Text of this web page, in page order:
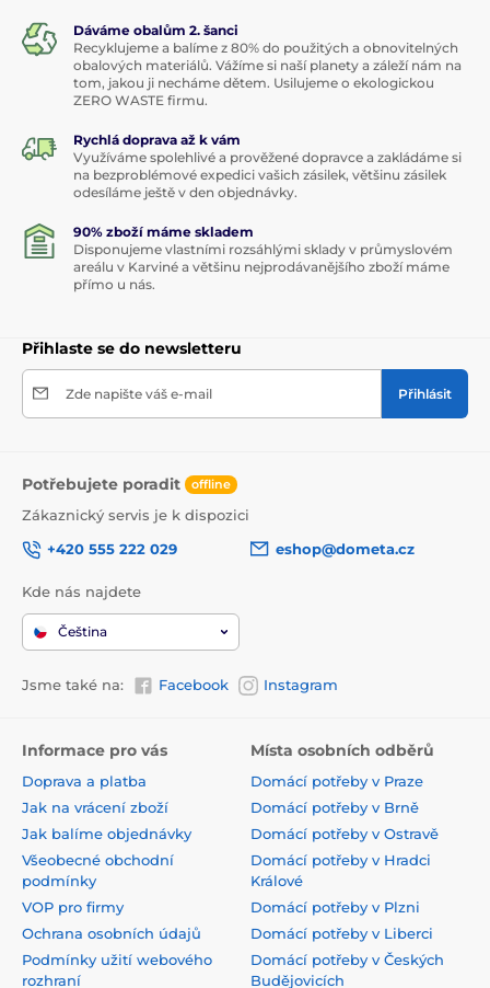
Dáváme obalům 2. šanci
Recyklujeme a balíme z 80% do použitých a obnovitelných
obalových materiálů. Vážíme si naší planety a záleží nám na
tom, jakou ji necháme dětem. Usilujeme o ekologickou
ZERO WASTE firmu.
Rychlá doprava až k vám
Využíváme spolehlivé a prověžené dopravce a zakládáme si
na bezproblémové expedici vašich zásilek, většinu zásilek
odesíláme ještě v den objednávky.
90% zboží máme skladem
Disponujeme vlastními rozsáhlými sklady v průmyslovém
areálu v Karviné a většinu nejprodávanějšího zboží máme
přímo u nás.
Přihlaste se do newsletteru
Zde napište váš e-mail Přihlásit
Potřebujete poradit offline
Zákaznický servis je k dispozici
+420 555 222 029
eshop@dometa.cz
Kde nás najdete
Čeština
Jsme také na: Facebook Instagram
Informace pro vás
Doprava a platba
Jak na vrácení zboží
Jak balíme objednávky
Všeobecné obchodní
podmínky
VOP pro firmy
Ochrana osobních údajů
Podmínky užití webového
rozhraní
Místa osobních odběrů
Domácí potřeby v Praze
Domácí potřeby v Brně
Domácí potřeby v Ostravě
Domácí potřeby v Hradci
Králové
Domácí potřeby v Plzni
Domácí potřeby v Liberci
Domácí potřeby v Českých
Budějovicích